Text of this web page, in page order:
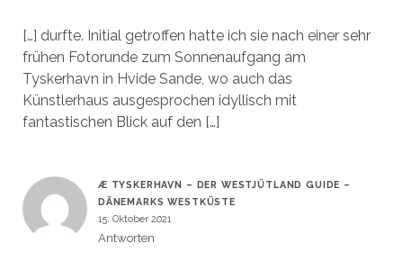
[…] durfte. Initial getroffen hatte ich sie nach einer sehr
frühen Fotorunde zum Sonnenaufgang am
Tyskerhavn in Hvide Sande, wo auch das
Künstlerhaus ausgesprochen idyllisch mit
fantastischen Blick auf den […]
Æ TYSKERHAVN – DER WESTJÜTLAND GUIDE –
DÄNEMARKS WESTKÜSTE
15. Oktober 2021
Antworten